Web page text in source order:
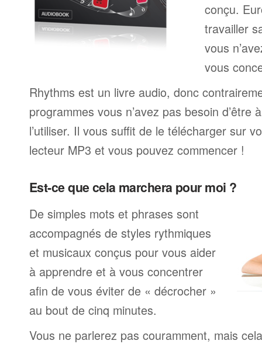
conçu.
travailler
vous
vous
Rhythms est un livre audio, donc
programmes vous n’avez pas besoin d’être
l’utiliser. Il vous suffit de le télécharger sur
lecteur MP3 et vous pouvez commencer !
Est-ce que cela marchera pour moi ?
De simples mots et phrases sont
accompagnés de styles rythmiques
et musicaux conçus pour vous aider
à apprendre et à vous concentrer
afin de vous éviter de « décrocher »
au bout de cinq minutes.
Vous ne parlerez pas couramment, mais